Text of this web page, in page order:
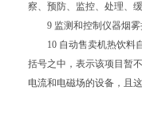
察、预防、监控、处理、
9 监测和控制仪器烟雾
10 自动售卖机热饮料自
括号之中，表示该项目暂
电流和电磁场的设备，且